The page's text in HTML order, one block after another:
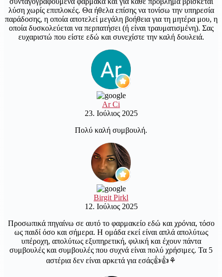
λύση χωρίς επιπλοκές. Θα ήθελα επίσης να τονίσω την υπηρεσία
παράδοσης, η οποία αποτελεί μεγάλη βοήθεια για τη μητέρα μου, η
οποία δυσκολεύεται να περπατήσει (ή είναι τραυματισμένη). Σας
ευχαριστώ που είστε εδώ και συνεχίστε την καλή δουλειά.
Ar Ci
23. Ιούλιος 2025
Πολύ καλή συμβουλή.
Birgit Pirkl
12. Ιούλιος 2025
Προσωπικά πηγαίνω σε αυτό το φαρμακείο εδώ και χρόνια, τόσο
ως παιδί όσο και σήμερα. Η ομάδα εκεί είναι απλά απολύτως
υπέροχη, απολύτως εξυπηρετική, φιλική και έχουν πάντα
συμβουλές και συμβουλές που συχνά είναι πολύ χρήσιμες. Τα 5
αστέρια δεν είναι αρκετά για εσάς👍👍⚘️